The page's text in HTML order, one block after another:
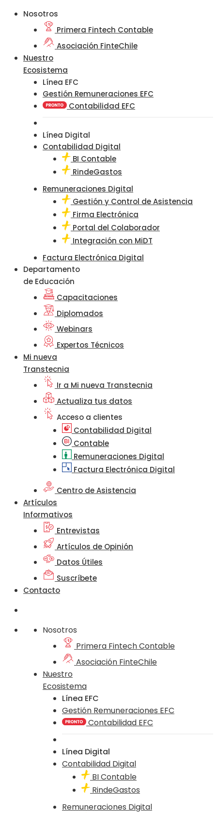
Nosotros
Primera Fintech Contable
Asociación FinteChile
Nuestro
Ecosistema
Línea EFC
Gestión Remuneraciones EFC
Contabilidad EFC
Línea Digital
Contabilidad Digital
BI Contable
RindeGastos
Remuneraciones Digital
Gestión y Control de Asistencia
Firma Electrónica
Portal del Colaborador
Integración con MiDT
Factura Electrónica Digital
Departamento
de Educación
Capacitaciones
Diplomados
Webinars
Expertos Técnicos
Mi nueva
Transtecnia
Ir a Mi nueva Transtecnia
Actualiza tus datos
Acceso a clientes
Contabilidad Digital
Contable
Remuneraciones Digital
Factura Electrónica Digital
Centro de Asistencia
Artículos
Informativos
Entrevistas
Artículos de Opinión
Datos Útiles
Suscríbete
Contacto
Nosotros
Primera Fintech Contable
Asociación FinteChile
Nuestro
Ecosistema
Línea EFC
Gestión Remuneraciones EFC
Contabilidad EFC
Línea Digital
Contabilidad Digital
BI Contable
RindeGastos
Remuneraciones Digital